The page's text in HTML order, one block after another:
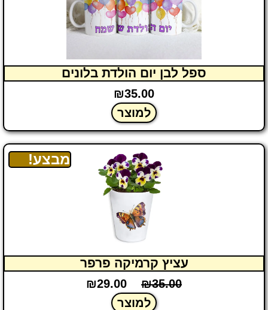
ספל לבן יום הולדת בלונים
₪35.00
למוצר
מבצע!
עציץ קרמיקה פרפר
₪35.00
₪29.00
למוצר